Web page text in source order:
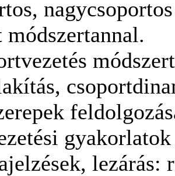
módszertannal.
lezárás: